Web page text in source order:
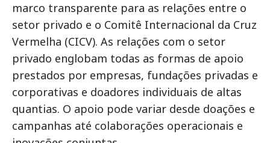
marco transparente para as relações entre o
setor privado e o Comitê Internacional da Cruz
Vermelha (CICV). As relações com o setor
privado englobam todas as formas de apoio
prestados por empresas, fundações privadas e
corporativas e doadores individuais de altas
quantias. O apoio pode variar desde doações e
campanhas até colaborações operacionais e